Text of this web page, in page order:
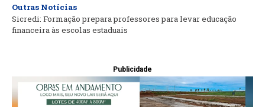
Outras Notícias
Sicredi: Formação prepara professores para levar educação
financeira às escolas estaduais
Publicidade